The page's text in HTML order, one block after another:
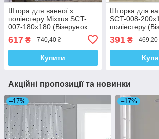
Штора для ванної з
поліестеру Mixxus SCT-
007-180x180 (Візерунок
617 ₴ 740,40 ₴
Купити
Шторка для
SCT-008-
поліестеру
(AC3578)
391₴ 469,20
Акційні пропозиції та новинки
–17% –17%